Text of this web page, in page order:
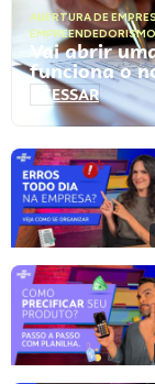
ABERTURA DE
EMPREENDEDORISMO
Vai abrir
funciona o
ACESSAR